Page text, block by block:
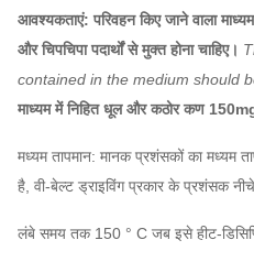
आवश्यकताएं: परिवहन किए जाने वाला
और चिपचिपा पदार्थों से मुक्त होना चाहिए।
contained in the medium should
माध्यम में निहित धूल और कठोर कण
मध्यम तापमान: मानक प्रशंसकों का मध्यम
है, वी-बेल्ट ड्राइविंग प्रकार के प्रशंसक
लंबे समय तक 150 ° C जब इसे हीट-